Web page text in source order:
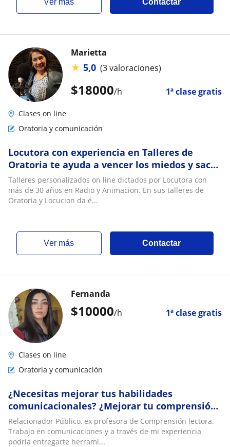
ver más Contactar
$18000/h 1ª clase gratis
Marietta
★ 5,0 (3 valoraciones)
Clases on line
Oratoria y comunicación
Locutora con experiencia en Talleres de
Oratoria te ayuda a vencer los miedos y sacar
tu voz
Talleres personalizados on line dictados por Locutora con
más de 30 años en Radio y Animacion. En sus talleres de
Oratoria y Locucion da é...
ver más Contactar
$10000/h 1ª clase gratis
Fernanda
Clases on line
Oratoria y comunicación
¿Necesitas mejorar tus habilidades
comunicacionales? ¿Mejorar tu comprensión
lectora? Estaré encantada de ayudarte!
Relacionador Público, ex profesora de Comprensión lectora.
Trabajo en comunicaciones y a través de mi experiencia
podría entregarte herrami...